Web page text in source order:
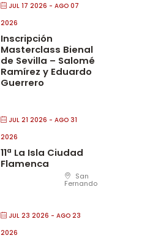
JUL 17 2026 - AGO 07
2026
Inscripción
Masterclass Bienal
de Sevilla – Salomé
Ramírez y Eduardo
Guerrero
JUL 21 2026 - AGO 31
2026
11ª La Isla Ciudad
Flamenca
San
Fernando
JUL 23 2026 - AGO 23
2026